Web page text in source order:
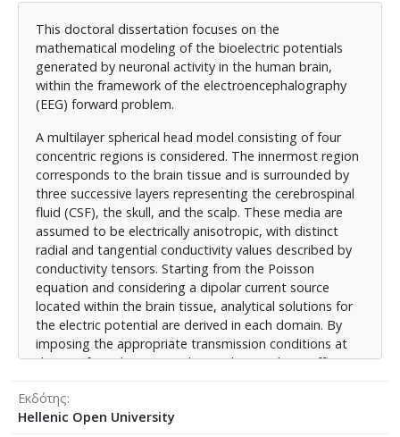
ηλεκτρικό δυναμικό σε κάθε χωρίο. Επιβάλλοντας τις
κατάλληλες συνθήκες διαπερατότητας στα όρια
μεταξύ των επιμέρους στρωμάτων, υπολογίζονται οι
συντελεστές των αναπτύξεων αυτών, ώστε το
πρόβλημα να οδηγεί σε μοναδική λύση.
Επιπλέον, εξετάζεται η περίπτωση ενός ομογενούς
ανισότροπου μέσου, με στόχο την κατανόηση της
επίδρασης της ανισοτροπίας στη χωρική κατανομή
του ηλεκτρικού δυναμικού. Τα αποτελέσματα
συγκρίνονται με τα αντίστοιχα ισότροπα μοντέλα, τα
οποία προκύπτουν ως ειδική περίπτωση του
παρόντος μοντέλου, αναδεικνύοντας τις
διαφοροποιήσεις που προκύπτουν λόγω της
κατευθυντικής εξάρτησης της αγωγιμότητας καθώς
και τη σημαντική μείωση του πλάτους των
επιφανειακών δυναμικών όταν λαμβάνεται υπόψη η
ανισοτροπία.
αναλυτικές μεθόδους για την επίλυση του ευθέος
προβλήματος της ΗΕΓ σε πολυστρωματικά
This doctoral dissertation focuses on the
mathematical modeling of the bioelectric potentials
generated by neuronal activity in the human brain,
within the framework of the electroencephalography
(EEG) forward problem.
A multilayer spherical head model consisting of four
concentric regions is considered. The innermost region
corresponds to the brain tissue and is surrounded by
three successive layers representing the cerebrospinal
fluid (CSF), the skull, and the scalp. These media are
assumed to be electrically anisotropic, with distinct
radial and tangential conductivity values described by
conductivity tensors. Starting from the Poisson
equation and considering a dipolar current source
located within the brain tissue, analytical solutions for
the electric potential are derived in each domain. By
imposing the appropriate transmission conditions at
the interfaces between adjacent layers, the coefficients
problem admits a unique solution.
Εκδότης
Hellenic Open University